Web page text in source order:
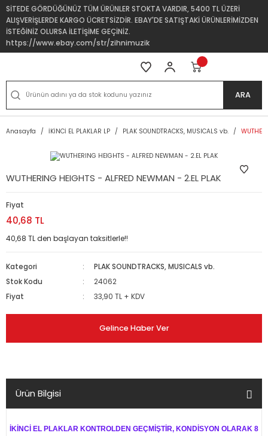
SİTEDE GÖRDÜĞÜNÜZ TÜM ÜRÜNLER STOKTA VARDIR, 5400 TL ÜZERİ
ALIŞVERİŞLERDE KARGO ÜCRETSİZDİR. EBAY'DE SATIŞTAKİ ÜRÜNLERİMİZDEN
İSTEĞİNİZ OLURSA İLETİŞİME GEÇİNİZ.
https://www.ebay.com/str/zihnimuzik
ARA
Anasayfa İKİNCİ EL PLAKLAR LP PLAK SOUNDTRACKS, MUSICALS vb.
WUTHERING HEIGHTS - ALFRED NEWMAN - 2.EL PLAK
Fiyat
40,68 TL
40,68 TL den başlayan taksitlerle!!
Kategori
PLAK SOUNDTRACKS, MUSICALS vb.
Stok Kodu
24062
Fiyat
33,90 TL + KDV
Gelince Haber Ver
Ürün Bilgisi
İKİNCİ EL PLAKLAR KONTROLDEN GEÇMİŞTİR, KONDİSYON OLARAK 8